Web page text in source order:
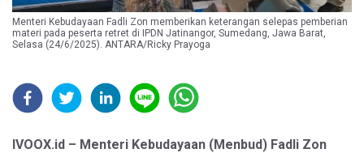
Menteri Kebudayaan Fadli Zon memberikan keterangan selepas pemberian
materi pada peserta retret di IPDN Jatinangor, Sumedang, Jawa Barat,
Selasa (24/6/2025). ANTARA/Ricky Prayoga
IVOOX.id – Menteri Kebudayaan (Menbud) Fadli Zon